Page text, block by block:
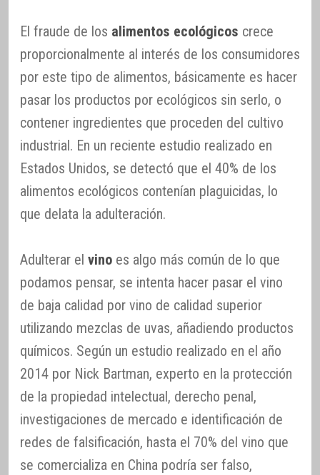
El fraude de los alimentos ecológicos crece
proporcionalmente al interés de los consumidores
por este tipo de alimentos, básicamente es hacer
pasar los productos por ecológicos sin serlo, o
contener ingredientes que proceden del cultivo
industrial. En un reciente estudio realizado en
Estados Unidos, se detectó que el 40% de los
alimentos ecológicos contenían plaguicidas, lo
que delata la adulteración.
Adulterar el vino es algo más común de lo que
podamos pensar, se intenta hacer pasar el vino
de baja calidad por vino de calidad superior
utilizando mezclas de uvas, añadiendo productos
químicos. Según un estudio realizado en el año
2014 por Nick Bartman, experto en la protección
de la propiedad intelectual, derecho penal,
investigaciones de mercado e identificación de
redes de falsificación, hasta el 70% del vino que
se comercializa en China podría ser falso,